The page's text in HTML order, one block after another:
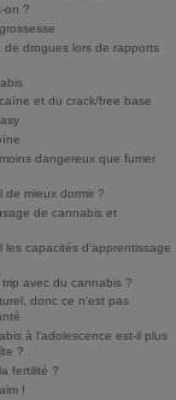
on ?
de drogues lors de rapports
et du crack/free base
dangereux que fumer
de mieux dormir ?
de cannabis et
les capacités d'apprentissage
avec du cannabis ?
donc ce n'est pas
à l’adolescence est-il plus
?
fertilité ?
!